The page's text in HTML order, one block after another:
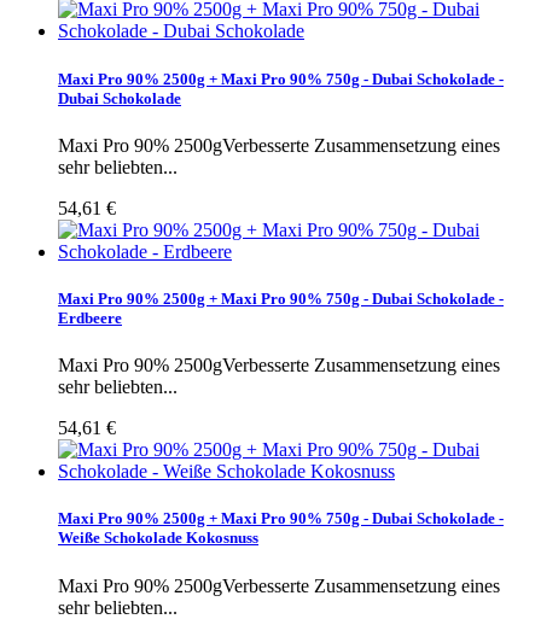
Maxi Pro 90% 2500g + Maxi Pro 90% 750g - Dubai Schokolade -
Dubai Schokolade
Maxi Pro 90% 2500gVerbesserte Zusammensetzung eines
sehr beliebten...
54,61 €
Maxi Pro 90% 2500g + Maxi Pro 90% 750g - Dubai Schokolade -
Erdbeere
Maxi Pro 90% 2500gVerbesserte Zusammensetzung eines
sehr beliebten...
54,61 €
Maxi Pro 90% 2500g + Maxi Pro 90% 750g - Dubai Schokolade -
Weiße Schokolade Kokosnuss
Maxi Pro 90% 2500gVerbesserte Zusammensetzung eines
sehr beliebten...